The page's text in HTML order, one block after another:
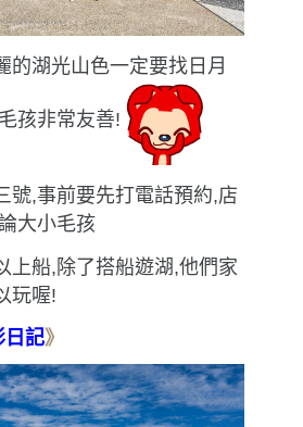
的湖光山色一定要找日月
孩非常友善!
號,事前要先打電話預約,店
大小毛孩
上船,除了搭船遊湖,他們家
玩喔!
記》